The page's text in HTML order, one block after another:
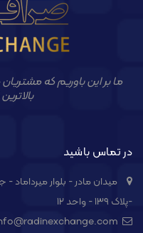
ما بر این باوریم که
در تماس باشید
میدان مادر - بلوار
-پلاک ۱۳۹ - واحد ۱۲